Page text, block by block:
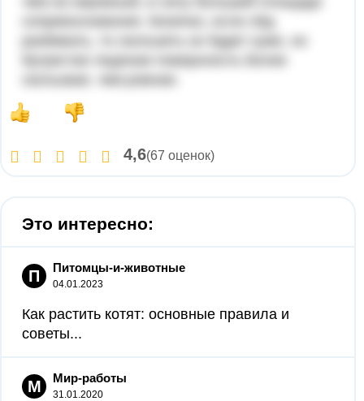
разбивать, то скользить он будет хуже, но
4,6(67 оценок)
Это интересно:
П Питомцы-и-животные
04.01.2023
Как растить котят: основные правила и
советы...
М Мир-работы
31.01.2020